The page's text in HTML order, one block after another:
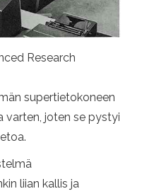
Research
supertietokoneen
joten se pystyi
liian kallis ja